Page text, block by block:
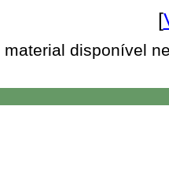
[
material disponível